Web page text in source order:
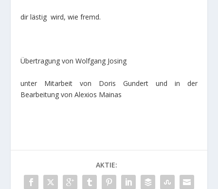
dir lästig wird, wie fremd.
Übertragung von Wolfgang Josing
unter Mitarbeit von Doris Gundert und in der
Bearbeitung von Alexios Mainas
AKTIE: